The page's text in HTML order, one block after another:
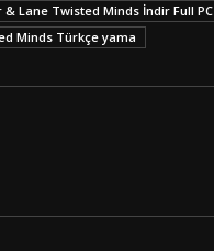
& Lane Twisted Minds İndir Full PC
Minds Türkçe yama